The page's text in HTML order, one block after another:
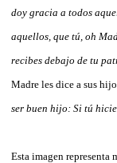
doy gracia a todos
aquellos, que tú, oh
recibes debajo de tu
Madre les dice a sus
ser buen hijo: Si tú
Esta imagen representa